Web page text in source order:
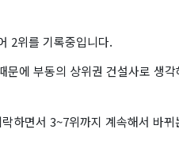
2위를 기록중입니다.
에 부동의 상위권 건설사로 생각
하면서 3~7위까지 계속해서 바뀌